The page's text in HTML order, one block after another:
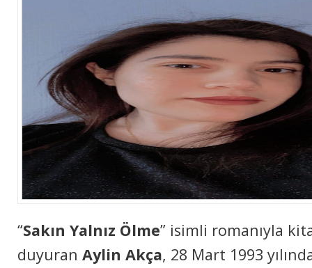
“Sakın Yalnız Ölme” isimli romanıyla
duyuran Aylin Akça, 28 Mart 1993